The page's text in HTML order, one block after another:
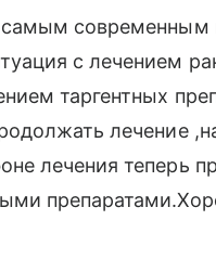
самым современным
с лечением
таргентных
лечение
лечения теперь